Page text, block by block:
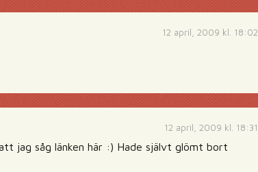
12 april, 2009 kl. 18:02
12 april, 2009 kl. 18:31
jag såg länken här :) Hade självt glömt bort